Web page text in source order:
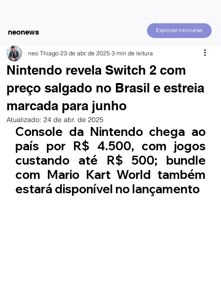
Explorar neonews
neonews
Nintendo revela Switch 2 com
preço salgado no Brasil e estreia
marcada para junho
neo Thiago 23 de abr. de 2025 3 min de leitura
Atualizado: 24 de abr. de 2025
Console da Nintendo chega ao
país por R$ 4.500, com jogos
custando até R$ 500; bundle
com Mario Kart World também
estará disponível no lançamento